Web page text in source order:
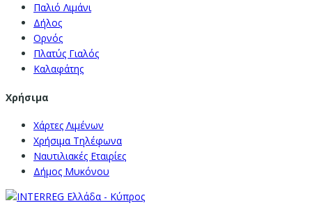
Παλιό Λιμάνι
Δήλος
Ορνός
Πλατύς Γιαλός
Καλαφάτης
Χρήσιμα
Χάρτες Λιμένων
Χρήσιμα Τηλέφωνα
Ναυτιλιακές Εταιρίες
Δήμος Μυκόνου